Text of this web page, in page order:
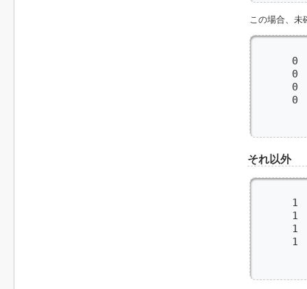
この場合、未
0
0
0
0
それ以外
1
1
1
1